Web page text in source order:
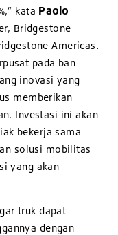
kata Paolo
Bridgestone
Americas.
pada ban
inovasi yang
memberikan
Investasi ini akan
bekerja sama
solusi mobilitas
yang akan
truk dapat
dengan